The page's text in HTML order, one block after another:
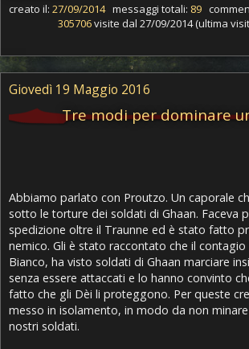
creato il: 27/09/2014messaggi totali: 89
305706visite dal 27/09/2014 (ultima
Giovedì 19 Maggio 2016
Tre modi per dominare
Abbiamo parlato con Proutzo. Un caporale
sotto le torture dei soldati di Ghaan. Faceva
spedizione oltre il Traunne ed è stato fatto
nemico. Gli è stato raccontato che il
Bianco, ha visto soldati di Ghaan marciare
senza essere attaccati e lo hanno convinto
fatto che gli Dèi li proteggono. Per queste
messo in isolamento, in modo da non
nostri soldati.